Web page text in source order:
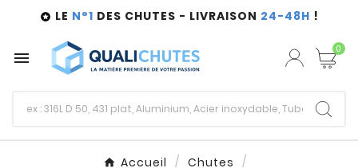
 LE N°1 DES CHUTES - LIVRAISON 24-48H !
 0
Accueil
Chutes